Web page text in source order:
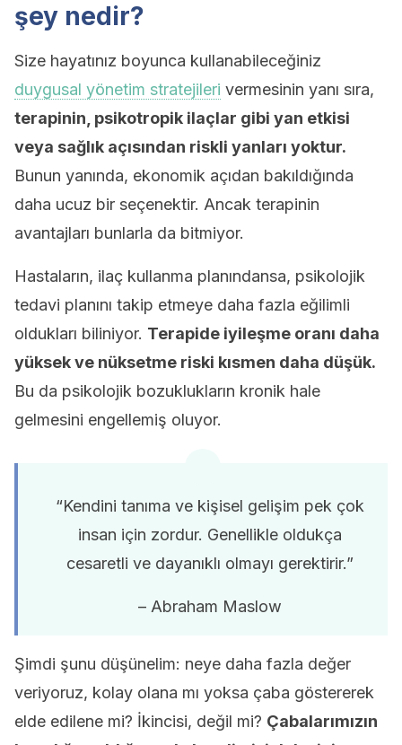
şey nedir?
Size hayatınız boyunca kullanabileceğiniz
duygusal yönetim stratejileri vermesinin yanı sıra,
terapinin, psikotropik ilaçlar gibi yan etkisi
veya sağlık açısından riskli yanları yoktur.
Bunun yanında, ekonomik açıdan bakıldığında
daha ucuz bir seçenektir. Ancak terapinin
avantajları bunlarla da bitmiyor.
Hastaların, ilaç kullanma planındansa, psikolojik
tedavi planını takip etmeye daha fazla eğilimli
oldukları biliniyor. Terapide iyileşme oranı daha
yüksek ve nüksetme riski kısmen daha düşük.
Bu da psikolojik bozuklukların kronik hale
gelmesini engellemiş oluyor.
“Kendini tanıma ve kişisel gelişim pek çok
insan için zordur. Genellikle oldukça
cesaretli ve dayanıklı olmayı gerektirir.”
– Abraham Maslow
Şimdi şunu düşünelim: neye daha fazla değer
veriyoruz, kolay olana mı yoksa çaba göstererek
elde edilene mi? İkincisi, değil mi? Çabalarımızın